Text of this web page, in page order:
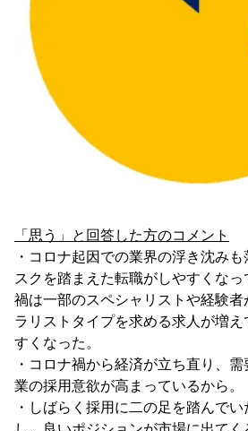
「思う」と回答した方のコメント
・コロナ起因での業界の浮き沈み
スクを踏まえた転職がしやすくな
禍は一部のスペシャリストや経験
ラリストタイプを求める求人が増
すくなった。
・コロナ禍から経済が立ち直り、
業の採用意欲が高まっているから。
・しばらく採用に二の足を踏んで